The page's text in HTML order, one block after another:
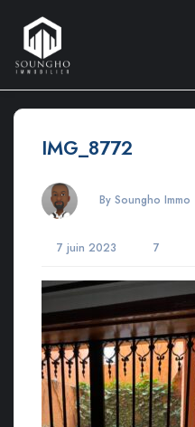
IMG_8772
By Soungho Immo
7 juin 2023 7